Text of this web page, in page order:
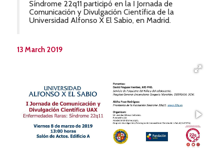
Síndrome 22q11 participó en la I Jornada de
Comunicación y Divulgación Científica de la
Universidad Alfonso X El Sabio, en Madrid.
13 March 2019